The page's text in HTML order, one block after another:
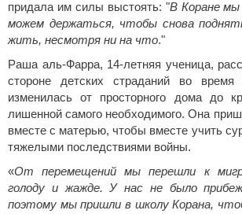
придала им силы выстоять: "В Коране
можем держаться, чтобы снова
жить, несмотря ни на что."
Раша аль-Фарра, 14-летняя ученица,
стороне детских страданий во
изменилась от просторного дома до
лишенной самого необходимого. Она
вместе с матерью, чтобы вместе учить
тяжелыми последствиями войны.
«От перемещений мы перешли к
голоду и жажде. У нас не было
поэтому мы пришли в школу Корана,